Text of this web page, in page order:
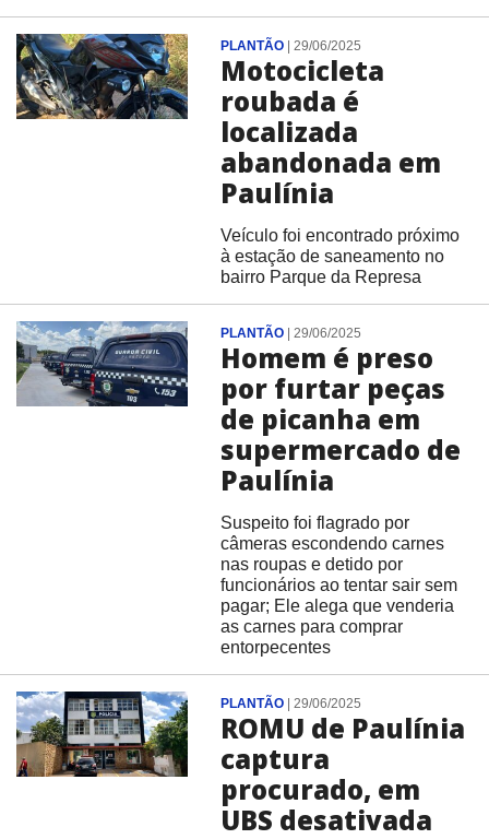
PLANTÃO| 29/06/2025
Motocicleta
roubada é
localizada
abandonada em
Paulínia
Veículo foi encontrado próximo
à estação de saneamento no
bairro Parque da Represa
PLANTÃO| 29/06/2025
Homem é preso
por furtar peças
de picanha em
supermercado de
Paulínia
Suspeito foi flagrado por
câmeras escondendo carnes
nas roupas e detido por
funcionários ao tentar sair sem
pagar; Ele alega que venderia
as carnes para comprar
entorpecentes
PLANTÃO| 29/06/2025
ROMU de Paulínia
captura
procurado, em
UBS desativada